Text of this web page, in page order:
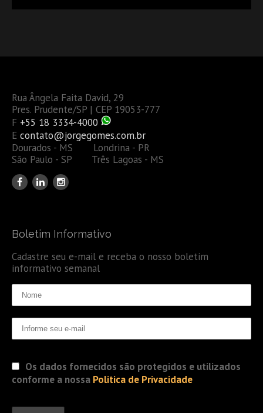
Rua Ângela Faita David, 29
Pres. Prudente/SP | CEP 19053-777
F +55 18 3334-4000
E contato@jorgegomes.com.br
Dourados - MS Londrina - PR
São Paulo - SP Três Lagoas - MS
Boletim Informativo
Cadastre seu e-mail e receba o nosso boletim
informativo semanal
Os dados fornecidos são protegidos e utilizados
conforme a nossa Politica de Privacidade